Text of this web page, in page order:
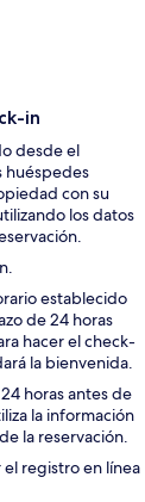
in
desde el
huéspedes
con su
los datos
establecido
de 24 horas
hacer el check-
la bienvenida.
horas antes de
la información
la reservación.
registro en línea